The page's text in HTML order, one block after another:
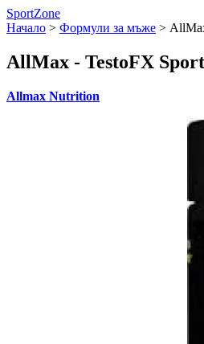
SportZone
Начало > Формули за мъже >
AllMax - TestoFX
Allmax Nutrition